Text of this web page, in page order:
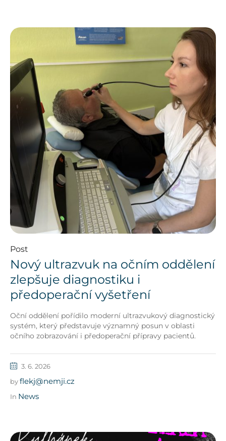
Post
Nový ultrazvuk na očním oddělení
zlepšuje diagnostiku i
předoperační vyšetření
Oční oddělení pořídilo moderní ultrazvukový diagnostický
systém, který představuje významný posun v oblasti
očního zobrazování i předoperační přípravy pacientů.
3. 6. 2026
byflekj@nemji.cz
In News